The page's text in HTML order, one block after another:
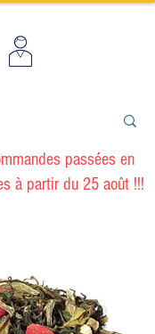
passées en
à partir du 25 août !!!